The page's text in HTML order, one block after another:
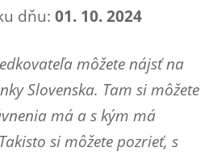
dňu:01. 10. 2024
môžete nájsť na
Slovenska. Tam si môžete
má a s kým má
si môžete pozrieť, s